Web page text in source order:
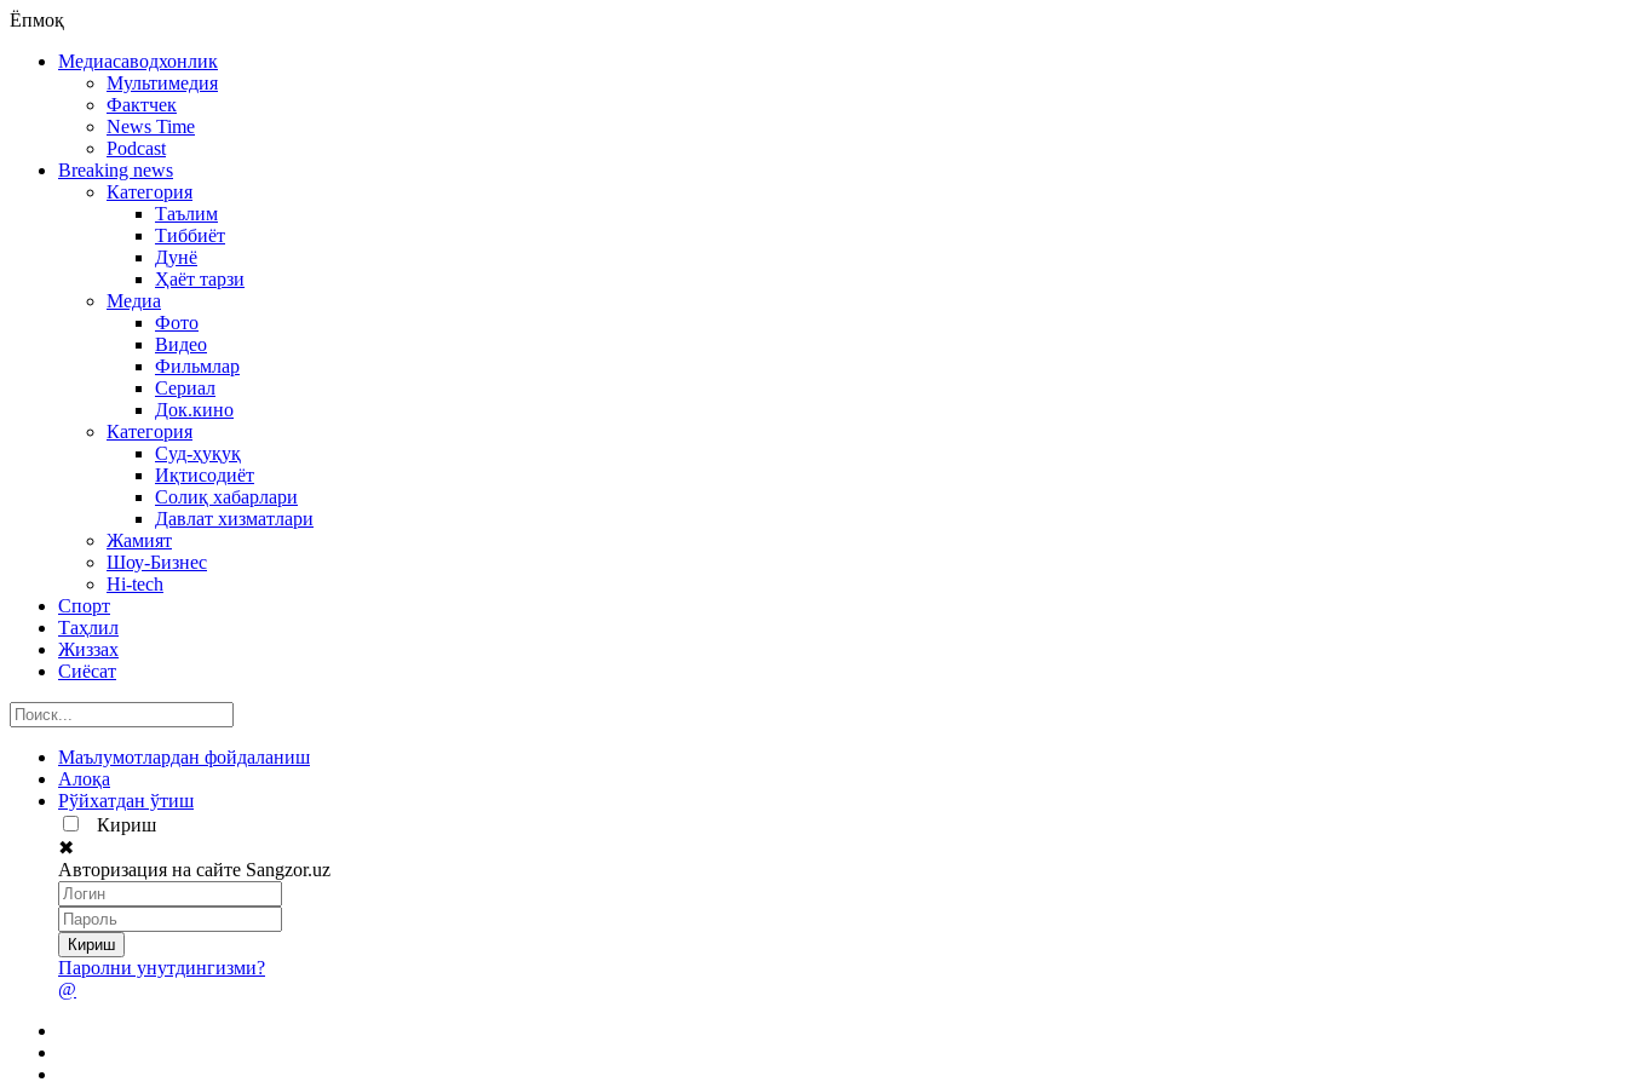
Ёпмоқ
Медиасаводхонлик
Мультимедия
Фактчек
News Time
Podcast
Breaking news
Категория
Таълим
Тиббиёт
Дунё
Ҳаёт тарзи
Медиа
Фото
Видео
Фильмлар
Сериал
Док.кино
Категория
Суд-ҳуқуқ
Иқтисодиёт
Солиқ хабарлари
Давлат хизматлари
Жамият
Шоу-Бизнес
Hi-tech
Спорт
Таҳлил
Жиззах
Сиёсат
Маълумотлардан фойдаланиш
Алоқа
Рўйхатдан ўтиш
Кириш
✖
Авторизация на сайте Sangzor.uz
Паролни унутдингизми?
@